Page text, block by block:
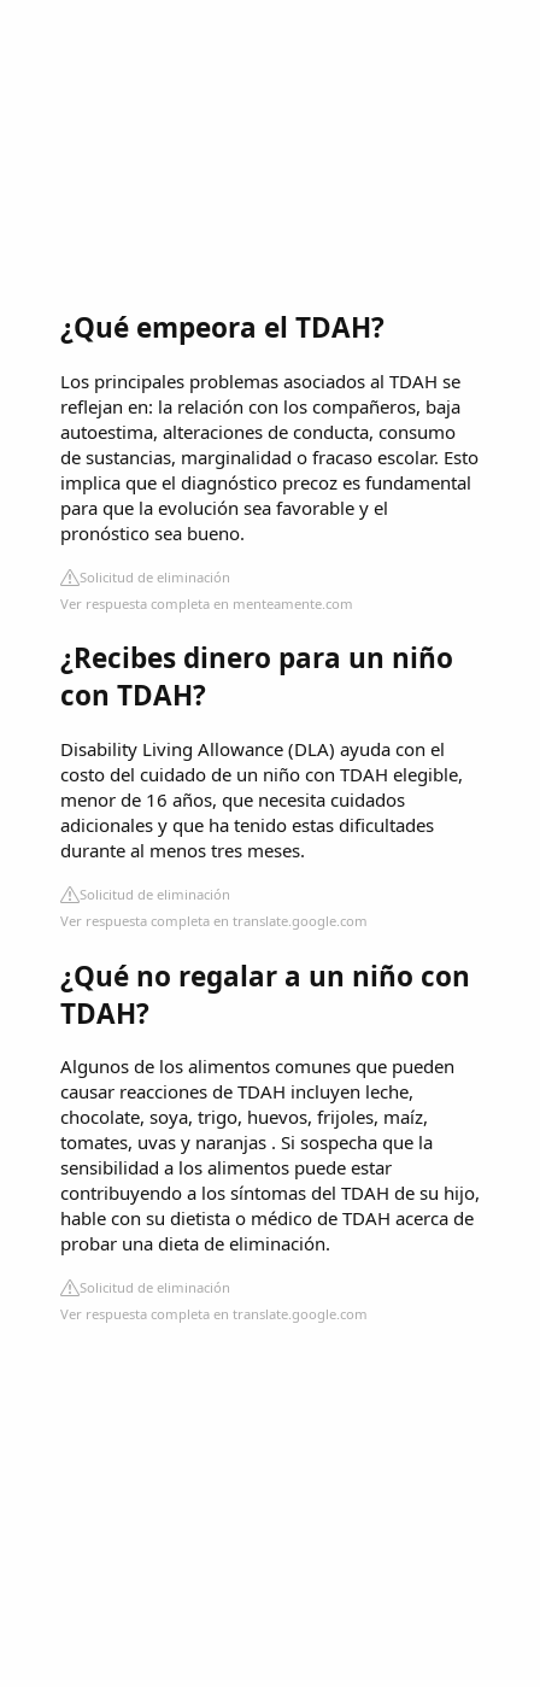
¿Qué empeora el TDAH?
Los principales problemas asociados al TDAH se
reflejan en: la relación con los compañeros, baja
autoestima, alteraciones de conducta, consumo
de sustancias, marginalidad o fracaso escolar. Esto
implica que el diagnóstico precoz es fundamental
para que la evolución sea favorable y el
pronóstico sea bueno.
Solicitud de eliminación
Ver respuesta completa en menteamente.com
¿Recibes dinero para un niño
con TDAH?
Disability Living Allowance (DLA) ayuda con el
costo del cuidado de un niño con TDAH elegible,
menor de 16 años, que necesita cuidados
adicionales y que ha tenido estas dificultades
durante al menos tres meses.
Solicitud de eliminación
Ver respuesta completa en translate.google.com
¿Qué no regalar a un niño con
TDAH?
Algunos de los alimentos comunes que pueden
causar reacciones de TDAH incluyen leche,
chocolate, soya, trigo, huevos, frijoles, maíz,
tomates, uvas y naranjas . Si sospecha que la
sensibilidad a los alimentos puede estar
contribuyendo a los síntomas del TDAH de su hijo,
hable con su dietista o médico de TDAH acerca de
probar una dieta de eliminación.
Solicitud de eliminación
Ver respuesta completa en translate.google.com